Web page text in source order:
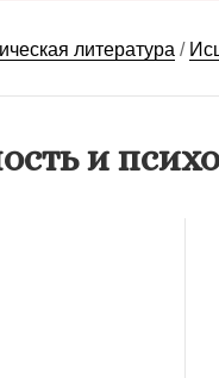
литература /
и